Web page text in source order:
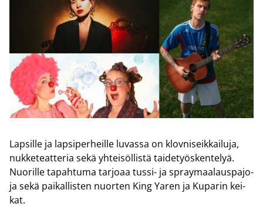
Lap­sil­le ja lap­si­per­heil­le lu­vas­sa on klov­ni­seik­kai­lu­ja,
nuk­ke­teat­te­ria sekä yh­tei­söl­lis­tä tai­de­työs­ken­te­lyä.
Nuo­ril­le ta­pah­tu­ma tar­jo­aa tussi-​ ja spray­maa­laus­pa­jo­
ja sekä pai­kal­lis­ten nuor­ten King Yaren ja Ku­pa­rin kei­
kat.